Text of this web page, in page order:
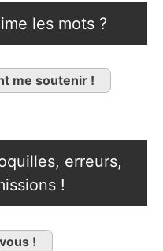
les mots ?
me soutenir !
erreurs,
!
!